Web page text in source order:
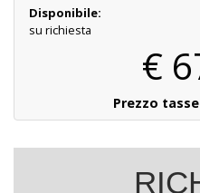
Disponibile:
su richiesta
€
Prezzo